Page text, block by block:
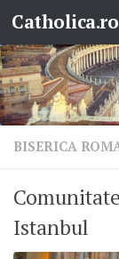
Skip to
Catholica.ro
BISERICA
Istanbul